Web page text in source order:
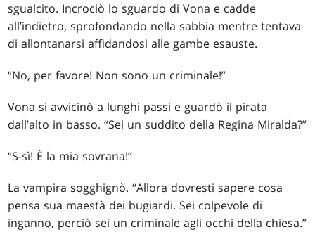
sgualcito. Incrociò lo sguardo di Vona e cadde
all’indietro, sprofondando nella sabbia mentre tentava
di allontanarsi affidandosi alle gambe esauste.
“No, per favore! Non sono un criminale!”
Vona si avvicinò a lunghi passi e guardò il pirata
dall’alto in basso. “Sei un suddito della Regina Miralda?”
“S-sì! È la mia sovrana!”
La vampira sogghignò. “Allora dovresti sapere cosa
pensa sua maestà dei bugiardi. Sei colpevole di
inganno, perciò sei un criminale agli occhi della chiesa.”